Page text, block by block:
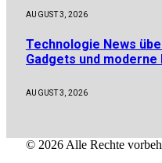
AUGUST 3, 2026
Technologie News
Gadgets und moderne
AUGUST 3, 2026
© 2026 Alle Rechte